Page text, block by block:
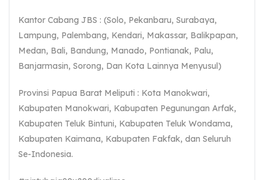
Kantor Cabang JBS : (Solo, Pekanbaru, Surabaya,
Lampung, Palembang, Kendari, Makassar, Balikpapan,
Medan, Bali, Bandung, Manado, Pontianak, Palu,
Banjarmasin, Sorong, Dan Kota Lainnya Menyusul)
Provinsi Papua Barat Meliputi : Kota Manokwari,
Kabupaten Manokwari, Kabupaten Pegunungan Arfak,
Kabupaten Teluk Bintuni, Kabupaten Teluk Wondama,
Kabupaten Kaimana, Kabupaten Fakfak, dan Seluruh
Se-Indonesia.